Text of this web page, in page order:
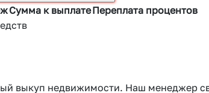
Сумма к выплатеПереплата процентов
выкуп недвижимости. Наш менеджер